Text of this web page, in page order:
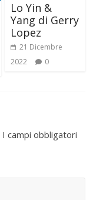
Lo Yin &
Yang di Gerry
Lopez
21 Dicembre
2022
0
I campi obbligatori